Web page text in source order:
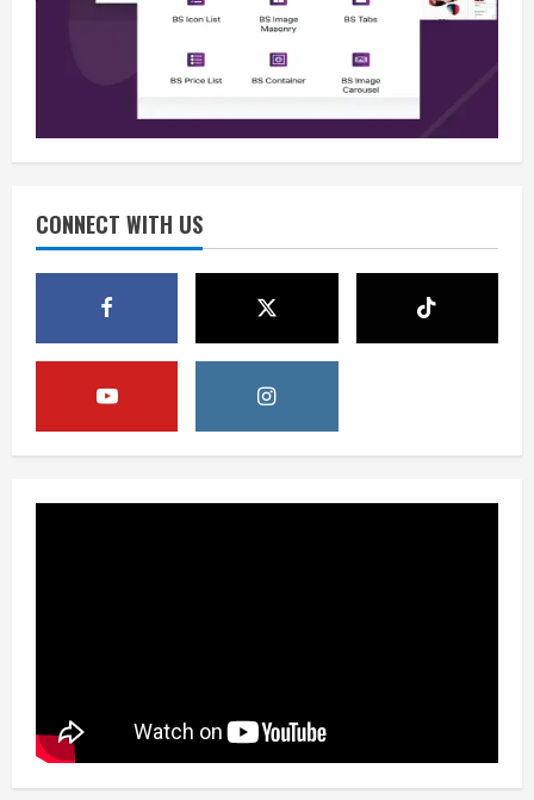
CONNECT WITH US
BMP Kecam Aksi KNPB, Serukan
Persatuan Demi Papua yang Kondusif
August 6, 2026
3
Perang Algoritma AI Makin Kompleks,
Digital
August 6, 2026
Pemerintah Perkuat Ekosistem Media
Digital Nasional Hadapi Perang
Algoritma AI
August 6, 2026
Opini
Etika, Verifikasi, dan Media Tepercaya
Berita
BMP Kecam Aksi KNPB, Serukan